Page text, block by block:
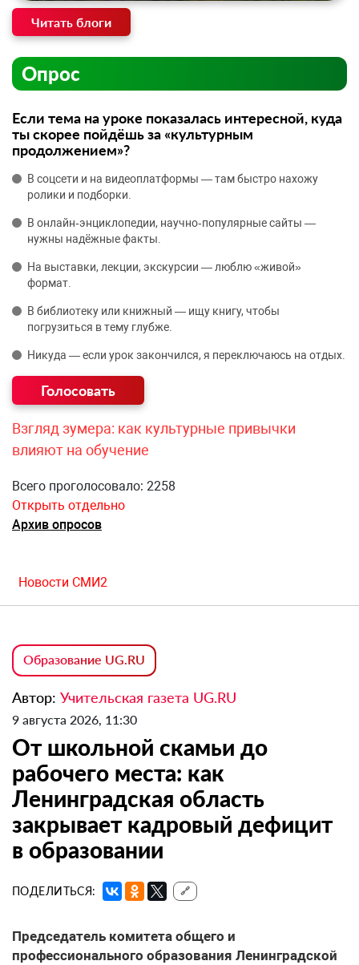
Читать блоги
Опрос
Если тема на уроке показалась интересной, куда
ты скорее пойдёшь за «культурным
продолжением»?
В соцсети и на видеоплатформы — там быстро нахожу
ролики и подборки.
В онлайн‑энциклопедии, научно‑популярные сайты —
нужны надёжные факты.
На выставки, лекции, экскурсии — люблю «живой»
формат.
В библиотеку или книжный — ищу книгу, чтобы
погрузиться в тему глубже.
Никуда — если урок закончился, я переключаюсь на отдых.
Взгляд зумера: как культурные привычки
влияют на обучение
Всего проголосовало: 2258
Открыть отдельно
Архив опросов
Новости СМИ2
Образование UG.RU
Автор: Учительская газета UG.RU
9 августа 2026, 11:30
От школьной скамьи до
рабочего места: как
Ленинградская область
закрывает кадровый дефицит
в образовании
ПОДЕЛИТЬСЯ: 🔗
Председатель комитета общего и
профессионального образования Ленинградской